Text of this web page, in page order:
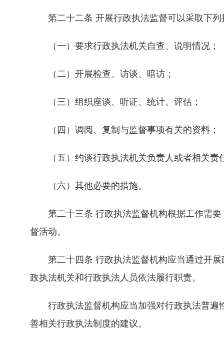
第二十二条 开展行政执法监督可以采取下列
（一）要求行政执法机关自查、说明情况；
（二）开展检查、访谈、暗访；
（三）组织座谈、听证、统计、评估；
（四）调阅、复制与监督事项有关的资料；
（五）约谈行政执法机关负责人或者相关责
（六）其他必要的措施。
第二十三条 行政执法监督机构根据工作需要
督活动。
第二十四条 行政执法监督机构应当通过开展
政执法机关和行政执法人员依法履行职责。
行政执法监督机构应当加强对行政执法普遍
善相关行政执法制度的建议。